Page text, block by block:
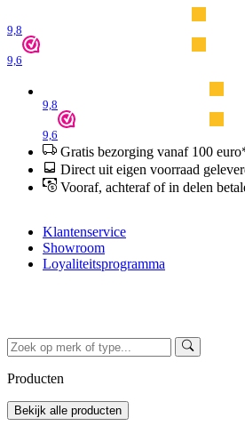
9,8
9,6
9,8
9,6
Gratis bezorging vanaf 100
Direct uit eigen voorraad
Vooraf, achteraf of in delen
Klantenservice
Showroom
Loyaliteitsprogramma
Producten